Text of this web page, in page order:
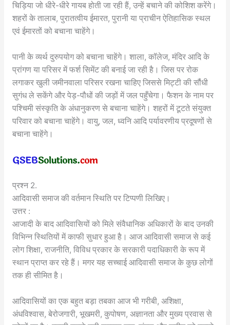
चिड़िया जो धीरे-धीरे गायब होती जा रही हैं, उन्हें बचाने की कोशिश करेंगे।
शहरों के तालाब, पुरातत्वीय ईमारत, पुरानी या प्राचीन ऐतिहासिक स्थल
एवं ईमारतों को बचाना चाहेंगे।
पानी के व्यर्थ दुरुपयोग को बचाना चाहेंगे। शाला, कॉलेज, मंदिर आदि के
प्रांगण या परिसर में फर्श सिमेंट की बनाई जा रही है। जिस पर रोक
लगाकर खुली जमीनवाला परिसर रखना चाहिए जिससे मिट्टी की सौंधी
सुगंध ले सकेंगे और पेड़-पौधों की जड़ों में जल पहुँचेगा। फैशन के नाम पर
पश्चिमी संस्कृति के अंधानुकरण से बचाना चाहेंगे। शहरों में टूटते संयुक्त
परिवार को बचाना चाहेंगे। वायु, जल, ध्वनि आदि पर्यावरणीय प्रदूषणों से
बचाना चाहेंगे।
प्रश्न 2.
आदिवासी समाज की वर्तमान स्थिति पर टिप्पणी लिखिए।
उत्तर :
आजादी के बाद आदिवासियों को मिले संवैधानिक अधिकारों के बाद उनकी
विभिन्न स्थितियों में काफी सुधार हुआ है। आज आदिवासी समाज से कई
लोग शिक्षा, राजनीति, विविध प्रकार के सरकारी पदाधिकारी के रूप में
स्थान प्राप्त कर रहे हैं। मगर यह सच्चाई आदिवासी समाज के कुछ लोगों
तक ही सीमित है।
आदिवासियों का एक बहुत बड़ा तबका आज भी गरीबी, अशिक्षा,
अंधविश्वास, बेरोजगारी, भूखमरी, कुपोषण, अज्ञानता और मुख्य प्रवास से